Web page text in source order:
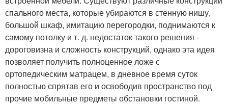
спального места, которые убираются в стенную нишу,
большой шкаф, имитацию перегородки, поднимаются к
самому потолку и т. д. недостаток такого решения -
дороговизна и сложность конструкций, однако эта идея
позволяет получить полноценное ложе с
ортопедическим матрацем, в дневное время суток
полностью спрятав его и освободив пространство под
прочие мобильные предметы обстановки гостиной.